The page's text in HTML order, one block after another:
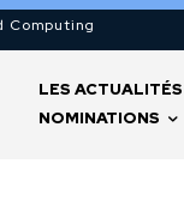
Computing
LES ACTUALITÉS
NOMINATIONS